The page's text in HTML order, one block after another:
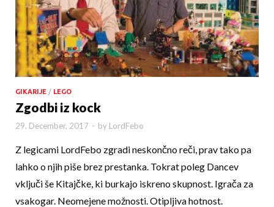
GIKARIJE / LEGO
Zgodbi iz kock
29. December, 2017 - by LordFebo
Z legicami LordFebo zgradi neskončno reči, prav tako pa
lahko o njih piše brez prestanka. Tokrat poleg Dancev
vključi še Kitajčke, ki burkajo iskreno skupnost. Igrača za
vsakogar. Neomejene možnosti. Otip­ljiva hotnost.